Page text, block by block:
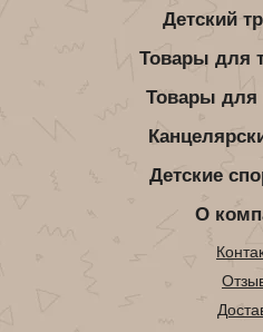
Детский
Товары для
Товары
Детские
О